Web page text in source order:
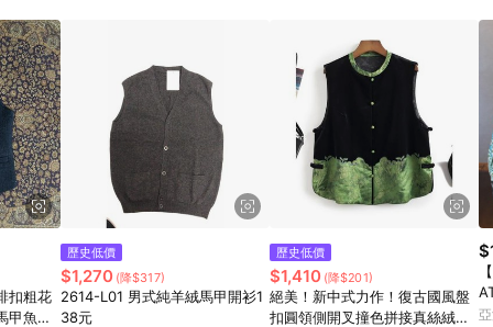
扣粗花
甲魚骨
歷史低價
$1,270 (降$317)
2614-L01 男式純羊絨馬甲開衫1
38元
歷史低價
$1,410 (降$201)
絕美！新中式力作！復古國風盤
扣圓領側開叉撞色拼接真絲絨馬
-